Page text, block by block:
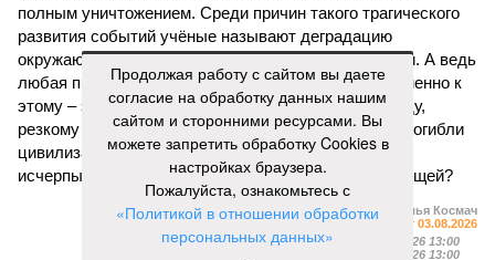
полным уничтожением. Среди причин такого трагического
развития событий учёные называют деградацию
окружающей среды, истощение ресурсов и болезни. А ведь
любая природная катастрофа непременно ведёт именно к
этому – экономическому кризису, эпидемиям, голоду,
резкому сокращению численности населения. Так погибли
цивилизации шумеров, майя, кхмеров – список не
исчерпывающий. Какая цивилизация будет следующей?
Илья Космач
Газета«Наша версия» №29 от 03.08.2026
Опубликовано:
05.08.2026 13:00
05.08.2026 13:00
Продолжая работу с сайтом вы даете
согласие на обработку данных нашим
сайтом и сторонними ресурсами. Вы
можете запретить обработку Cookies в
настройках браузера.
Пожалуйста, ознакомьтесь с
«Политикой в отношении обработки
персональных данных»